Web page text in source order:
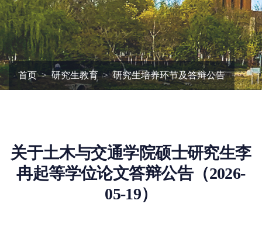
首页 研究生教育 研究生培养环节及答辩公告
关于土木与交通学院硕士研究生李
冉起等学位论文答辩公告（2026-
05-19）